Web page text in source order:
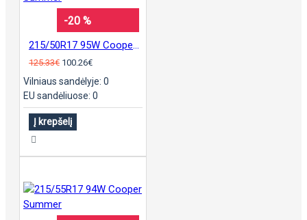
-20 %
125.33€ 100.26€
Vilniaus sandėlyje: 0
EU sandėliuose: 0
Į krepšelį